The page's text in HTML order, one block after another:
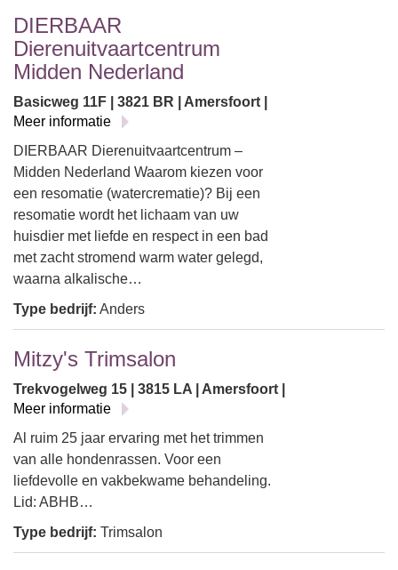
DIERBAAR
Dierenuitvaartcentrum
Midden Nederland
Basicweg 11F | 3821 BR | Amersfoort |
Meer informatie
DIERBAAR Dierenuitvaartcentrum –
Midden Nederland Waarom kiezen voor
een resomatie (watercrematie)? Bij een
resomatie wordt het lichaam van uw
huisdier met liefde en respect in een bad
met zacht stromend warm water gelegd,
waarna alkalische…
Type bedrijf: Anders
Mitzy's Trimsalon
Trekvogelweg 15 | 3815 LA | Amersfoort |
Meer informatie
Al ruim 25 jaar ervaring met het trimmen
van alle hondenrassen. Voor een
liefdevolle en vakbekwame behandeling.
Lid: ABHB…
Type bedrijf: Trimsalon